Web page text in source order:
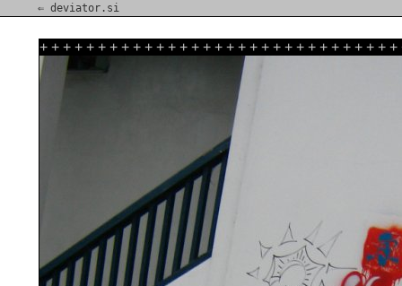
⇐ deviator.si
+ + + + + + + + + + + + + + + + + + + + + + + + + + + + + + +